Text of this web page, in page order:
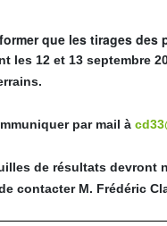
que les tirages
les 12 et 13 septembre
par mail à
de résultats devront
contacter M. Frédéric